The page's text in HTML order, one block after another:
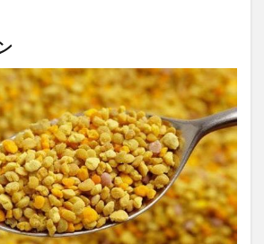
福
徳富蘇峰 徳島
徳島ラーメン
通義介禅師
心に成功の炎を
心の知能指数
心中
心理トリック
心理学
心理療法
心的外傷後ストレス障害
臓発作
心身一如の原理
必勝法 忍者
忍者になるには